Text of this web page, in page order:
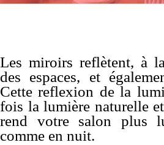
Les miroirs reflètent, à
des espaces, et
Cette reflexion de la
fois la lumière naturelle
rend votre salon plus
comme en nuit.